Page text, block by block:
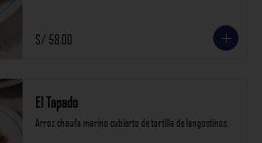
S/ 58.00
El Tapado
Arroz chaufa marino cubierto de tortilla de langostinos.